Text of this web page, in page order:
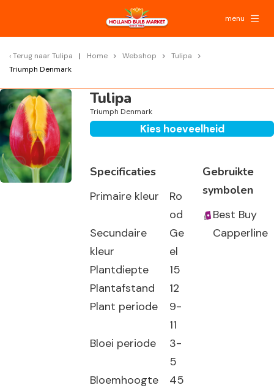
menu
Terug naarTulipa Home Webshop
Tulipa
Triumph Denmark
Tulipa
Triumph Denmark
Kies hoeveelheid
Specificaties
Primaire kleur
Ro
od
Secundaire
kleur
Ge
el
Plantdiepte
15
Plantafstand
12
Plant periode
9-
11
Bloei periode
3-
5
Bloemhoogte
45
Gebruikte
symbolen
Best Buy
Capperline